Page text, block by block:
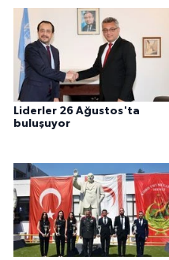
Liderler 26 Ağustos'ta
buluşuyor